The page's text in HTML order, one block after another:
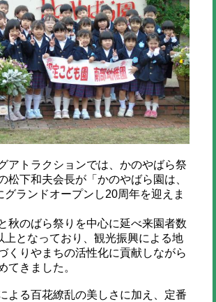
アトラクションでは、かのやばら祭
松下和夫会長が「かのやばら園は、
グランドオープンし20周年を迎えま
秋のばら祭りを中心に延べ来園者数
上となっており、観光振興による地
くりやまちの活性化に貢献しながら
てきました。
よる百花繚乱の美しさに加え、定番